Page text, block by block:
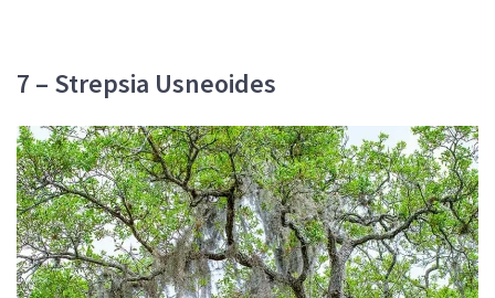
7 – Strepsia Usneoides